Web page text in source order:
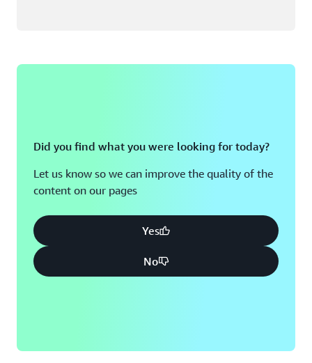
Did you find what you were looking for today?
Let us know so we can improve the quality of the
content on our pages
Yes
No